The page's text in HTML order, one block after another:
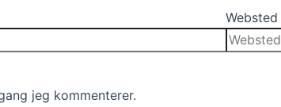
Websted
jeg kommenterer.